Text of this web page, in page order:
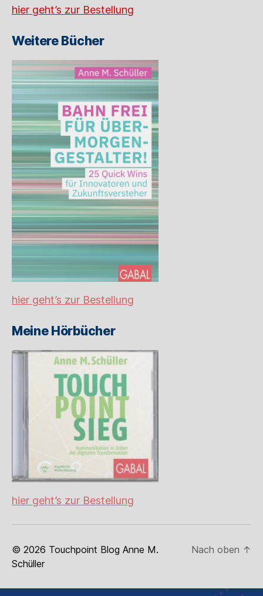
hier geht’s zur Bestellung
Weitere Bücher
hier geht’s zur Bestellung
Meine Hörbücher
hier geht’s zur Bestellung
© 2026 Touchpoint Blog Anne M.
Schüller
Nach oben ↑